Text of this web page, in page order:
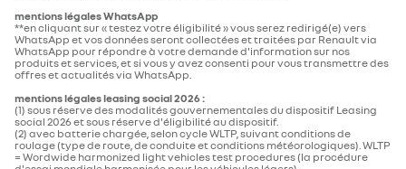
mentions légales WhatsApp
**en cliquant sur « testez votre éligibilité » vous serez redirigé(e) vers
WhatsApp et vos données seront collectées et traitées par Renault via
WhatsApp pour répondre à votre demande d'information sur nos
produits et services, et si vous y avez consenti pour vous transmettre des
offres et actualités via WhatsApp.
mentions légales leasing social 2026 :
(1) sous réserve des modalités gouvernementales du dispositif Leasing
social 2026 et sous réserve d'éligibilité au dispositif.
(2) avec batterie chargée, selon cycle WLTP, suivant conditions de
roulage (type de route, de conduite et conditions météorologiques). WLTP
= Wordwide harmonized light vehicles test procedures (la procédure